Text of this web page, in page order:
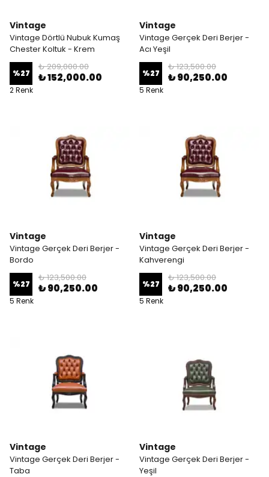
Vintage
Vintage Dörtlü Nubuk Kumaş
Chester Koltuk - Krem
%27
₺ 209,000.00
₺ 152,000.00
2 Renk
Vintage
Vintage Gerçek Deri Berjer -
Acı Yeşil
%27
₺ 123,500.00
₺ 90,250.00
5 Renk
Vintage
Vintage Gerçek Deri Berjer -
Bordo
%27
₺ 123,500.00
₺ 90,250.00
5 Renk
Vintage
Vintage Gerçek Deri Berjer -
Kahverengi
%27
₺ 123,500.00
₺ 90,250.00
5 Renk
Vintage
Vintage Gerçek Deri Berjer -
Taba
Vintage
Vintage Gerçek Deri Berjer -
Yeşil